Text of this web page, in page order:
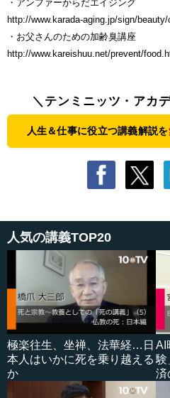
・アンファーからだエイジング
http://www.karada-aging.jp/sign/
・お父さんのための加齢臭講座
http://www.kareishuu.net/prevent/
＼テンミニッツ・アカ
人生＆仕事に役立つ講義解説を
人気の講義TOP20
極楽往生、坐禅、法華経…日
本人はいかに死を乗り越える
か
AI
験
済